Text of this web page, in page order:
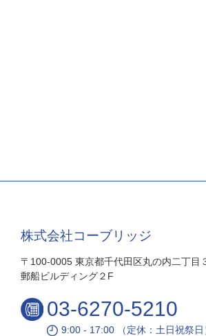
株式会社コーブリッジ
〒100-0005 東京都千代田区丸の内二丁目
郵船ビルディング２F
03-6270-5210
9:00 - 17:00 （定休：土日祝祭日